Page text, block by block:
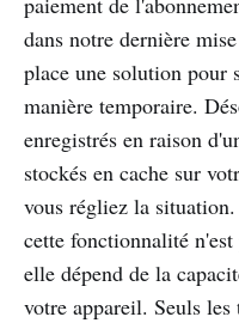
dans notre dernière
place une solution pour
manière temporaire.
enregistrés en raison
stockés en cache sur
vous régliez la
cette fonctionnalité
elle dépend de la
votre appareil. Seuls